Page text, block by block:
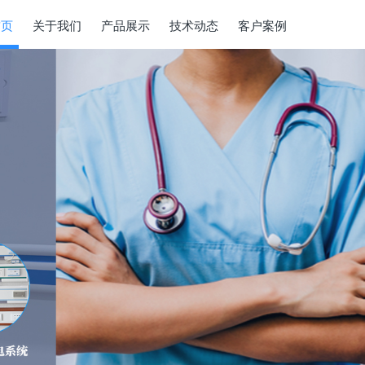
关于我们 产品展示 技术动态 客户案例